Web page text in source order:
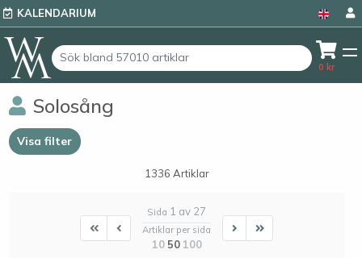
KALENDARIUM
0 kr
Solosång
Visa filter
1336 Artiklar
FirstFirst
Sida 1 av 27
Artiklar per sida
10 50 100
NextLast